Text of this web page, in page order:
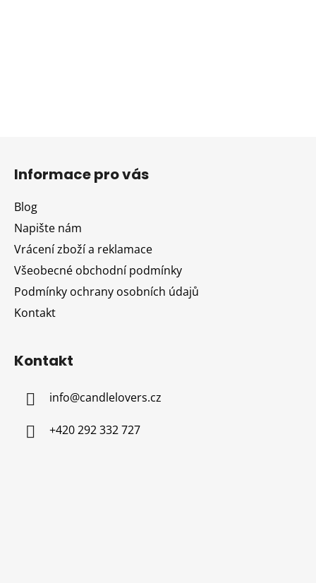
Informace pro vás
Blog
Napište nám
Vrácení zboží a reklamace
Všeobecné obchodní podmínky
Podmínky ochrany osobních údajů
Kontakt
Kontakt
info@candlelovers.cz
+420 292 332 727